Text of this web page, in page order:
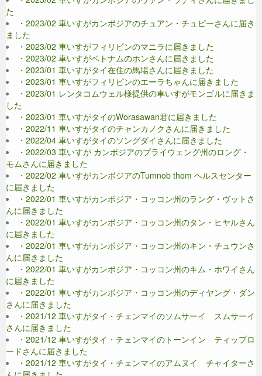
た
・2023/02 車いすがカンボジアのチュアン・チュピーさんに届き
ました
・2023/02 車いすがフィリピンのマニラに届きました
・2023/02 車いすがベトナムのホンさんに届きました
・2023/01 車いすがタイ在住の馬場さんに届きました
・2023/01 車いすがフィリピンのエーラちゃんに届きました
・2023/01 レンタコムウェル様提供の車いすがモンゴルに届きま
した
・2023/01 車いすがタイのWorasawan君に届きました
・2022/11 車いすがタイのチャンカノクさんに届きました
・2022/04 車いすがタイのソングダイさんに届きました
・2022/03 車いすが カンボジアのプライウェング州のロング・
モムさんに届きました
・2022/02 車いすがカンボジアのTumnob thom ヘルスセンター
に届きました
・2022/01 車いすがカンボジア・コッコン州のラング・ヴットさ
んに届きました
・2022/01 車いすがカンボジア・コッコン州のタン・ヒヤルさん
に届きました
・2022/01 車いすがカンボジア・コッコン州のキン・チュウンさ
んに届きました
・2022/01 車いすがカンボジア・コッコン州のキム・ホワイさん
に届きました
・2022/01 車いすがカンボジア・コッコン州のディヤング・ダン
さんに届きました
・2021/12 車いすがタイ・チェンマイのソムサーイ スムサーイ
さんに届きました
・2021/12 車いすがタイ・チェンマイのトーンイン ティップロ
ードさんに届きました
・2021/12 車いすがタイ・チェンマイのアムヌイ チャイターさ